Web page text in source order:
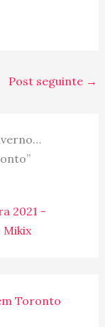
Post seguinte →
2021 -
Toronto